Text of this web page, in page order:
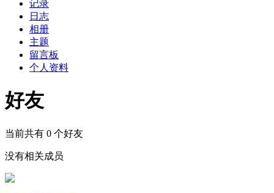
记录
日志
相册
主题
留言板
个人资料
好友
当前共有 0 个好友
没有相关成员